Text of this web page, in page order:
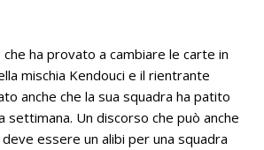
ha provato a cambiare le carte in
mischia Kendouci e il rientrante
anche che la sua squadra ha patito
settimana. Un discorso che può anche
essere un alibi per una squadra